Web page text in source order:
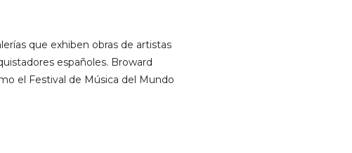
que exhiben obras de artistas
españoles. Broward
el Festival de Música del Mundo